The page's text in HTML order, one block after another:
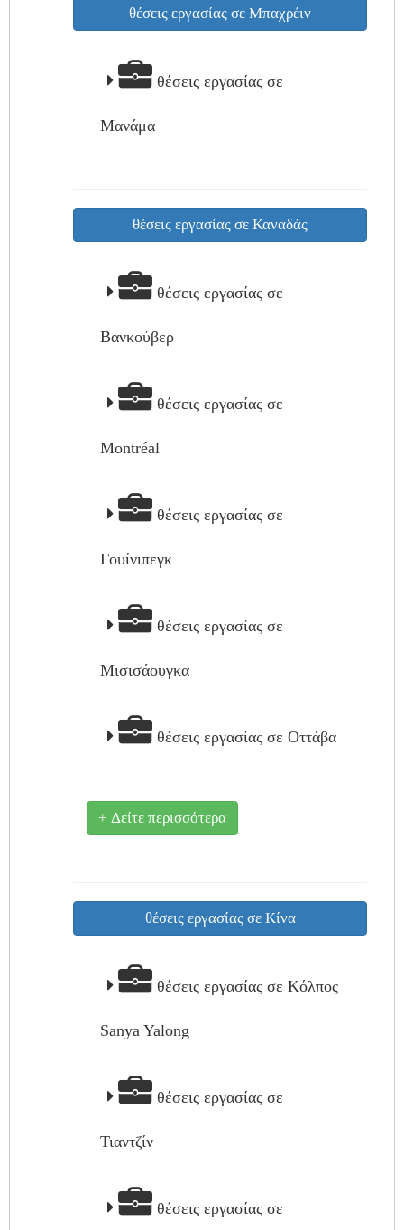
θέσεις εργασίας σε Μπαχρέιν
θέσεις εργασίας σε
Μανάμα
θέσεις εργασίας σε Καναδάς
θέσεις εργασίας σε
Βανκούβερ
θέσεις εργασίας σε
Montréal
θέσεις εργασίας σε
Γουίνιπεγκ
θέσεις εργασίας σε
Μισισάουγκα
θέσεις εργασίας σε Οττάβα
+ Δείτε περισσότερα
θέσεις εργασίας σε Κίνα
θέσεις εργασίας σε Κόλπος
Sanya Yalong
θέσεις εργασίας σε
Τιαντζίν
θέσεις εργασίας σε